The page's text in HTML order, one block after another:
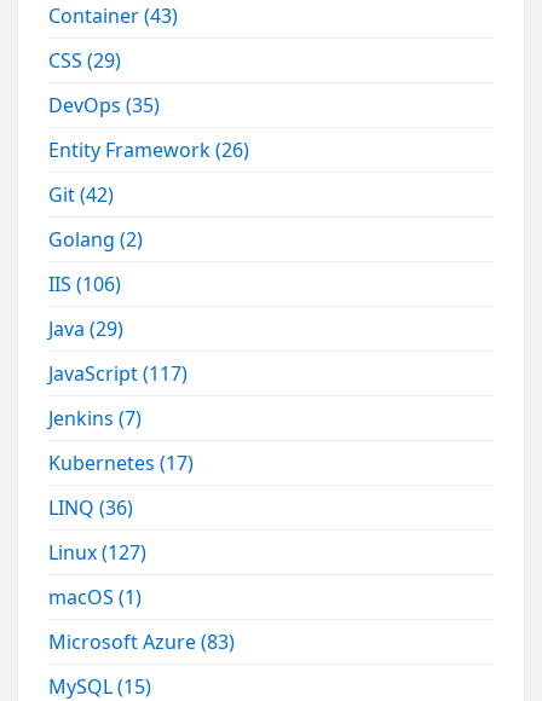
Container(43)
CSS(29)
DevOps(35)
Entity Framework(26)
Git(42)
Golang(2)
IIS(106)
Java(29)
JavaScript(117)
Jenkins(7)
Kubernetes(17)
LINQ(36)
Linux(127)
macOS(1)
Microsoft Azure(83)
MySQL(15)